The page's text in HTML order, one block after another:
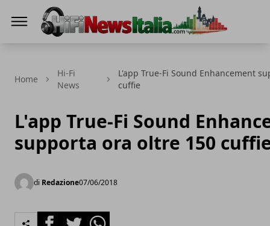
Home
Hi-Fi
News
L'app True-Fi Sound Enhancement
cuffie
L'app True-Fi Sound
supporta ora oltre 150
di Redazione07/06/2018
FacebookTwitterWhatsapp